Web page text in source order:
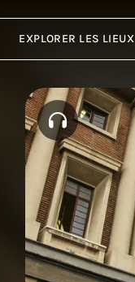
EXPLORER LES LIEUX